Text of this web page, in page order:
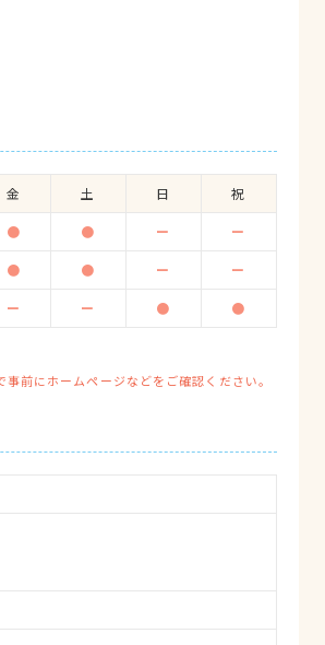
金 土 日 祝
● ● ー ー
● ● ー ー
ー ー ● ●
前にホームページなどをご確認ください。